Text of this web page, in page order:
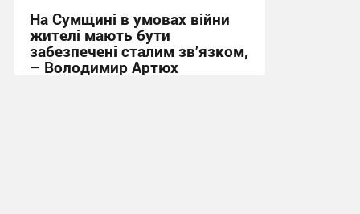
На Сумщині в умовах війни
жителі мають бути
забезпечені сталим зв’язком,
– Володимир Артюх